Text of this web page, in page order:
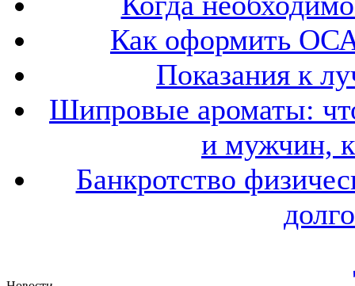
Как оформить
Показания к
Шипровые ароматы:
и мужчин,
Банкротство